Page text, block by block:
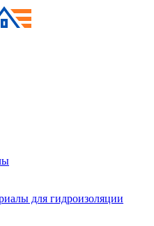
для гидроизоляции